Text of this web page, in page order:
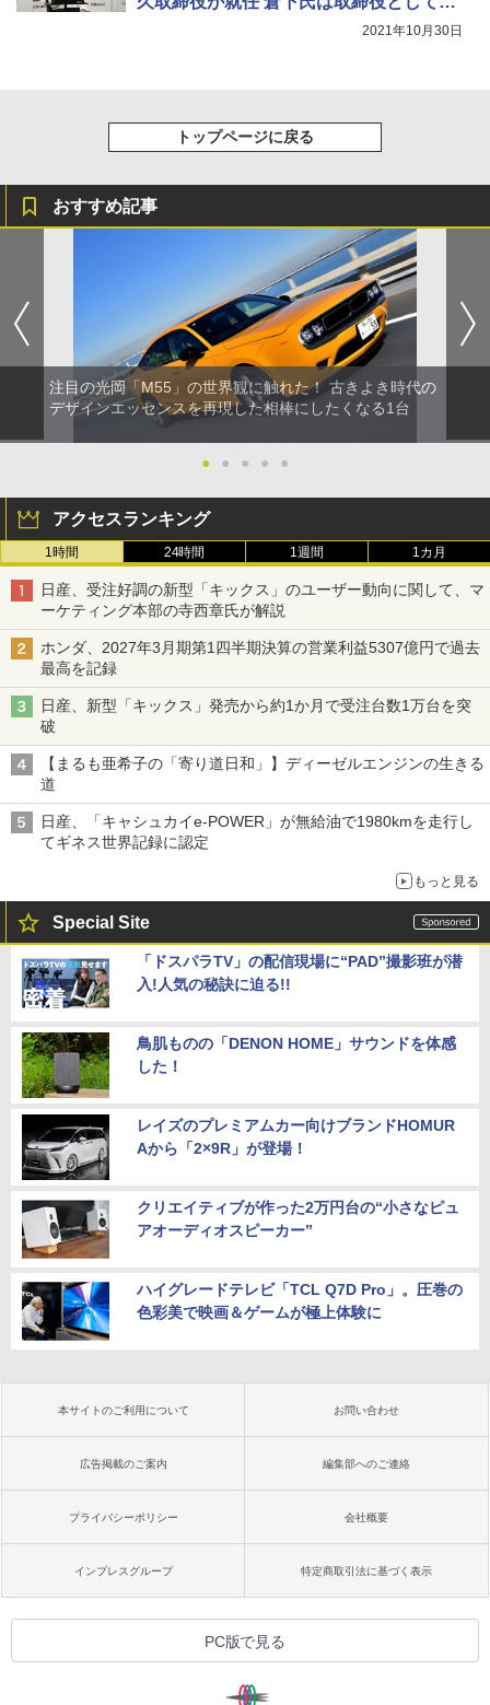
2021年10月30日
トップページに戻る
おすすめ記事
注目の光岡「M55」の世界観に触れた！ 古きよき時代の
デザインエッセンスを再現した相棒にしたくなる1台
● ● ● ● ●
アクセスランキング
1時間 24時間 1週間 1カ月
日産、受注好調の新型「キックス」のユーザー動向に関して、マ
ーケティング本部の寺西章氏が解説
ホンダ、2027年3月期第1四半期決算の営業利益5307億円で過去
最高を記録
日産、新型「キックス」発売から約1か月で受注台数1万台を突
破
【まるも亜希子の「寄り道日和」】ディーゼルエンジンの生きる
道
日産、「キャシュカイe-POWER」が無給油で1980kmを走行し
てギネス世界記録に認定
もっと見る
Special Site
「ドスパラTV」の配信現場に“PAD”撮影班が潜
入!人気の秘訣に迫る!!
鳥肌ものの「DENON HOME」サウンドを体感
した！
レイズのプレミアムカー向けブランドHOMUR
Aから「2×9R」が登場！
クリエイティブが作った2万円台の“小さなピュ
アオーディオスピーカー”
ハイグレードテレビ「TCL Q7D Pro」。圧巻の
色彩美で映画＆ゲームが極上体験に
本サイトのご利用について お問い合わせ
広告掲載のご案内 編集部へのご連絡
プライバシーポリシー 会社概要
インプレスグループ 特定商取引法に基づく表示
PC版で見る